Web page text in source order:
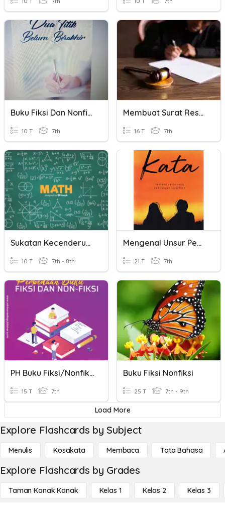
Buku Fiksi Dan Nonfiksi
10 T 7th
Membuat Surat Resmi
16 T 7th
Sukatan Kecenderungan Memusat
10 T 7th - 8th
Mengenal Unsur Pembangun Buku Fiksi Dan Nonfiksi
21 T 7th
PH Buku Fiksi/nonfiksi Basindo
15 T 7th
Buku Fiksi Nonfiksi
25 T 7th - 9th
Load More
Explore Flashcards by Subject
Menulis Kosakata Membaca Tata Bahasa
Explore Flashcards by Grades
Taman Kanak Kanak Kelas 1 Kelas 2 Kelas 3